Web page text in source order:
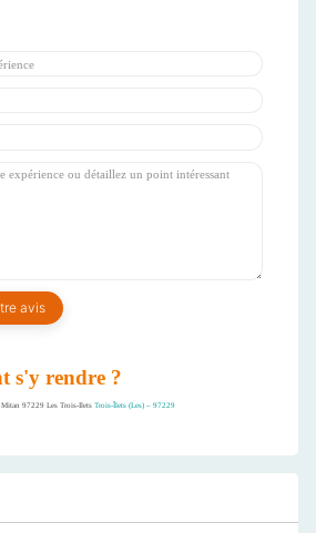
s'y rendre ?
97229 Les Trois-Ilets Trois-Îlets (Les) – 97229